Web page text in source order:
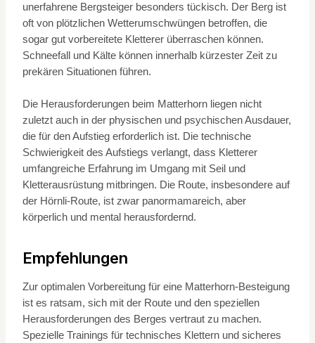
unerfahrene Bergsteiger besonders tückisch. Der Berg ist
oft von plötzlichen Wetterumschwüngen betroffen, die
sogar gut vorbereitete Kletterer überraschen können.
Schneefall und Kälte können innerhalb kürzester Zeit zu
prekären Situationen führen.
Die Herausforderungen beim Matterhorn liegen nicht
zuletzt auch in der physischen und psychischen Ausdauer,
die für den Aufstieg erforderlich ist. Die technische
Schwierigkeit des Aufstiegs verlangt, dass Kletterer
umfangreiche Erfahrung im Umgang mit Seil und
Kletterausrüstung mitbringen. Die Route, insbesondere auf
der Hörnli-Route, ist zwar panormamareich, aber
körperlich und mental herausfordernd.
Empfehlungen
Zur optimalen Vorbereitung für eine Matterhorn-Besteigung
ist es ratsam, sich mit der Route und den speziellen
Herausforderungen des Berges vertraut zu machen.
Spezielle Trainings für technisches Klettern und sicheres